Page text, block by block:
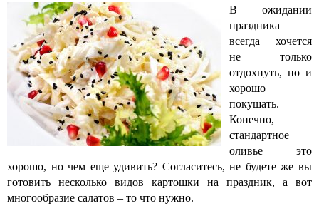
В ожидании
праздника
всегда хочется
не только
отдохнуть, но и
хорошо
покушать.
Конечно,
стандартное
оливье это
хорошо, но чем еще удивить? Согласитесь, не будете же вы
готовить несколько видов картошки на праздник, а вот
многообразие салатов – то что нужно.